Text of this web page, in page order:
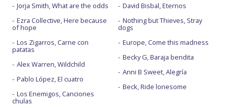
Jorja Smith, What are the odds
Ezra Collective, Here because
of hope
Los Zigarros, Carne con
patatas
Alex Warren, Wildchild
Pablo López, El cuatro
Los Enemigos, Canciones
chulas
David Bisbal, Eternos
Nothing but Thieves, Stray
dogs
Europe, Come this madness
Becky G, Baraja bendita
Anni B Sweet, Alegría
Beck, Ride lonesome